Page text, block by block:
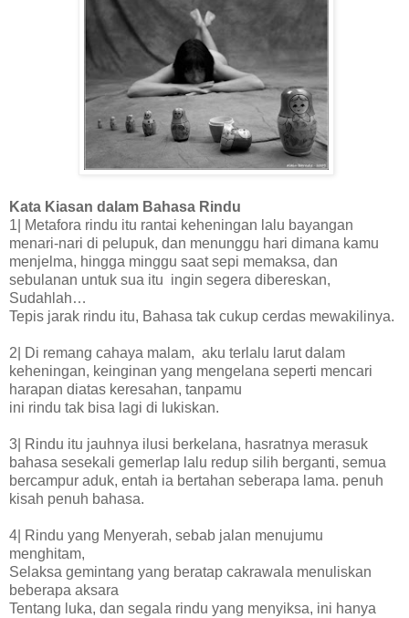
Kata Kiasan dalam Bahasa Rindu
1| Metafora rindu itu rantai keheningan lalu bayangan
menari-nari di pelupuk, dan menunggu hari dimana kamu
menjelma, hingga minggu saat sepi memaksa, dan
sebulanan untuk sua itu ingin segera dibereskan,
Sudahlah…
Tepis jarak rindu itu, Bahasa tak cukup cerdas mewakilinya.
2| Di remang cahaya malam, aku terlalu larut dalam
keheningan, keinginan yang mengelana seperti mencari
harapan diatas keresahan, tanpamu
ini rindu tak bisa lagi di lukiskan.
3| Rindu itu jauhnya ilusi berkelana, hasratnya merasuk
bahasa sesekali gemerlap lalu redup silih berganti, semua
bercampur aduk, entah ia bertahan seberapa lama. penuh
kisah penuh bahasa.
4| Rindu yang Menyerah, sebab jalan menujumu
menghitam,
Selaksa gemintang yang beratap cakrawala menuliskan
beberapa aksara
Tentang luka, dan segala rindu yang menyiksa, ini hanya